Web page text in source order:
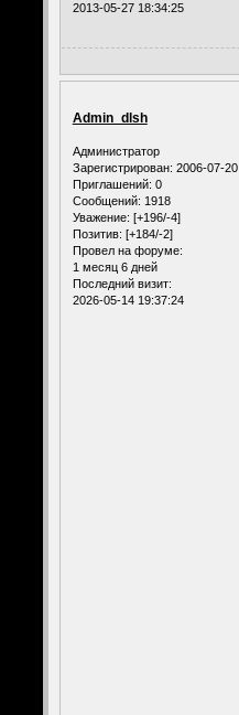
2013-05-27 18:34:25
Admin_dlsh
Администратор
Зарегистрирован: 2006-07-20
Приглашений: 0
Сообщений: 1918
Уважение: [+196/-4]
Позитив: [+184/-2]
Провел на форуме:
1 месяц 6 дней
Последний визит:
2026-05-14 19:37:24